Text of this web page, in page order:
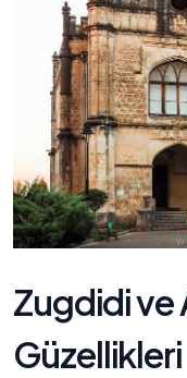
Zugdidi ve
Güzellikleri